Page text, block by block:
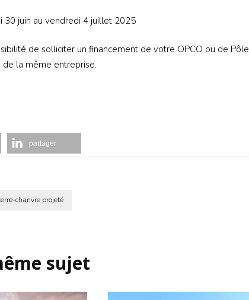
30 juin au vendredi 4 juillet 2025
de solliciter un financement de votre OPCO ou de Pôle
la même entreprise.
partager
chanvre projeté
sujet